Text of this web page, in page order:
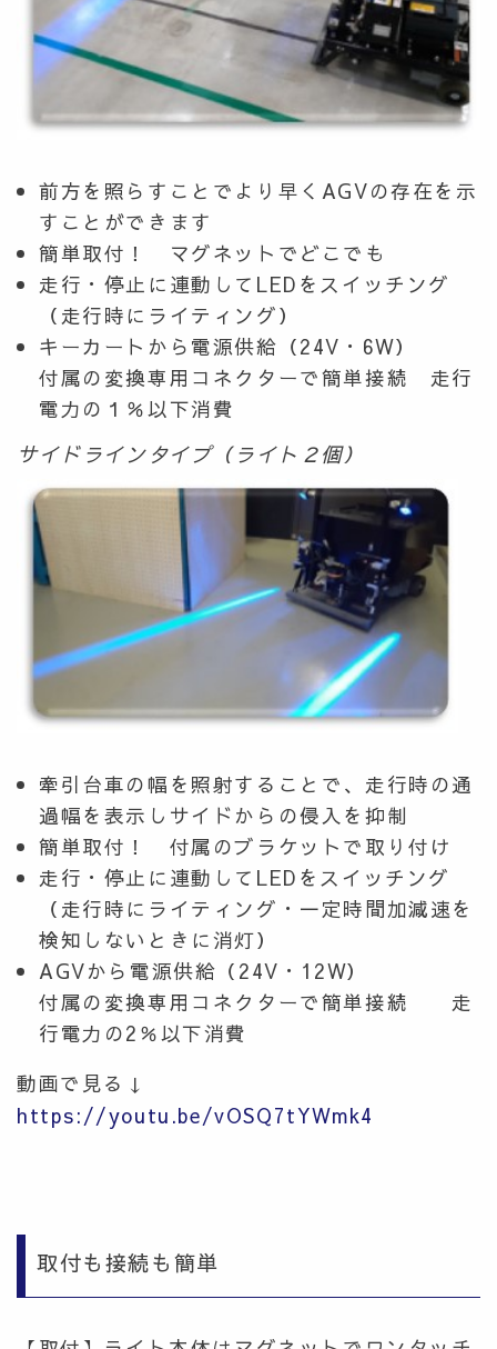
前方を照らすことでより早くAGVの存在を示
すことができます
簡単取付！ マグネットでどこでも
走行・停止に連動してLEDをスイッチング
（走行時にライティング）
キーカートから電源供給（24V・6W）
付属の変換専用コネクターで簡単接続 走行
電力の１％以下消費
サイドラインタイプ（ライト２個）
牽引台車の幅を照射することで、走行時の通
過幅を表示しサイドからの侵入を抑制
簡単取付！ 付属のブラケットで取り付け
走行・停止に連動してLEDをスイッチング
（走行時にライティング・一定時間加減速を
検知しないときに消灯）
AGVから電源供給（24V・12W）
付属の変換専用コネクターで簡単接続 走
行電力の2％以下消費
動画で見る↓
https://youtu.be/vOSQ7tYWmk4
取付も接続も簡単